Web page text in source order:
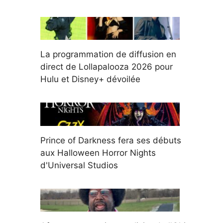
La programmation de diffusion en
direct de Lollapalooza 2026 pour
Hulu et Disney+ dévoilée
Prince of Darkness fera ses débuts
aux Halloween Horror Nights
d'Universal Studios